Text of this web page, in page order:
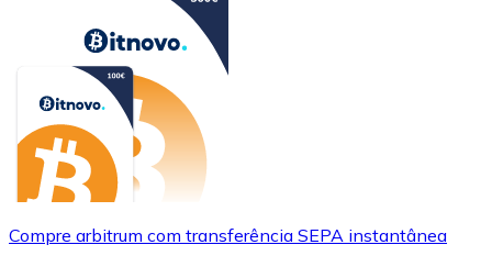
Compre arbitrum com transferência SEPA instantânea